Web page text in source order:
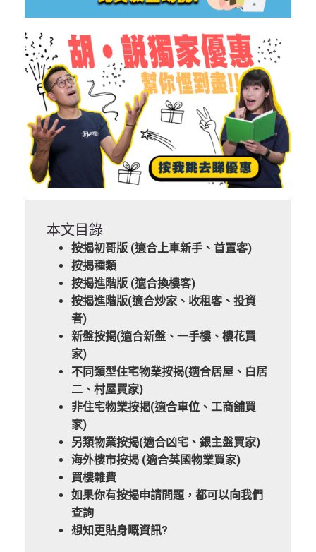
本文目錄
按揭初哥版 (適合上車新手、首置客)
按揭種類
按揭進階版 (適合換樓客)
按揭進階版(適合炒家、收租客、投資
者)
新盤按揭(適合新盤、一手樓、樓花買
家)
不同類型住宅物業按揭(適合居屋、白居
二、村屋買家)
非住宅物業按揭(適合車位、工商舖買
家)
另類物業按揭(適合凶宅、銀主盤買家)
海外樓市按揭 (適合英國物業買家)
買樓雜費
如果你有按揭申請問題，都可以向我們
查詢
想知更貼身嘅資訊?